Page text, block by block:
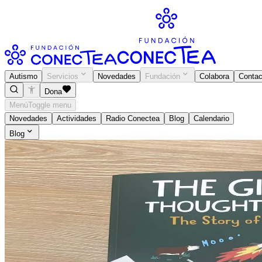
Autismo Servicios Novedades Fundación Colabora
Dona
MenúToggle menu
Novedades
Actividades Radio Conectea Blog
Calendario
Blog